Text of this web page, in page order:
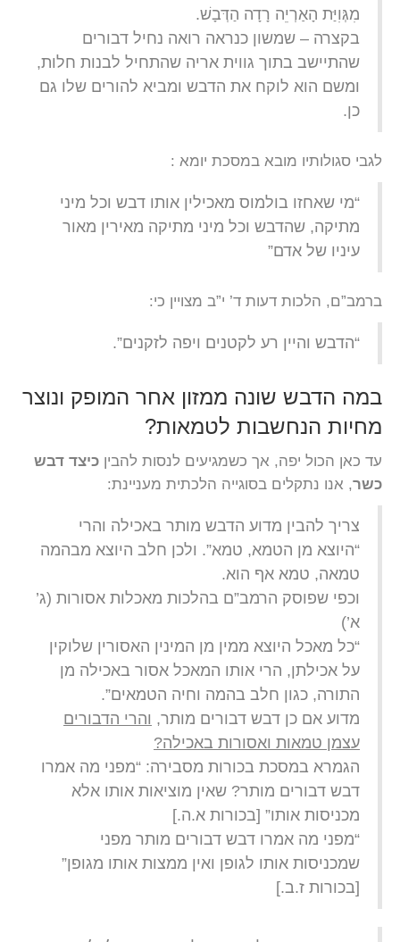
מִגְּוִיַּת הָאַרְיֵה רָדָה הַדְּבָשׁ.
בקצרה – שמשון כנראה רואה נחיל דבורים
שהתיישב בתוך גווית אריה שהתחיל לבנות חלות,
ומשם הוא לוקח את הדבש ומביא להורים שלו גם
כן.
לגבי סגולותיו מובא במסכת יומא :
“מי שאחזו בולמוס מאכילין אותו דבש וכל מיני
מתיקה, שהדבש וכל מיני מתיקה מאירין מאור
עיניו של אדם”
ברמב”ם, הלכות דעות ד’ י”ב מצויין כי:
“הדבש והיין רע לקטנים ויפה לזקנים”.
במה הדבש שונה ממזון אחר המופק ונוצר
מחיות הנחשבות לטמאות?
עד כאן הכול יפה, אך כשמגיעים לנסות להבין כיצד דבש
כשר, אנו נתקלים בסוגייה הלכתית מעניינת:
צריך להבין מדוע הדבש מותר באכילה והרי
“היוצא מן הטמא, טמא”. ולכן חלב היוצא מבהמה
טמאה, טמא אף הוא.
וכפי שפוסק הרמב”ם בהלכות מאכלות אסורות (ג’
א’)
“כל מאכל היוצא ממין מן המינין האסורין שלוקין
על אכילתן, הרי אותו המאכל אסור באכילה מן
התורה, כגון חלב בהמה וחיה הטמאים”.
מדוע אם כן דבש דבורים מותר, והרי הדבורים
עצמן טמאות ואסורות באכילה?
הגמרא במסכת בכורות מסבירה: “מפני מה אמרו
דבש דבורים מותר? שאין מוציאות אותו אלא
מכניסות אותו” [בכורות א.ה.]
“מפני מה אמרו דבש דבורים מותר מפני
שמכניסות אותו לגופן ואין ממצות אותו מגופן”
[בכורות ז.ב.]